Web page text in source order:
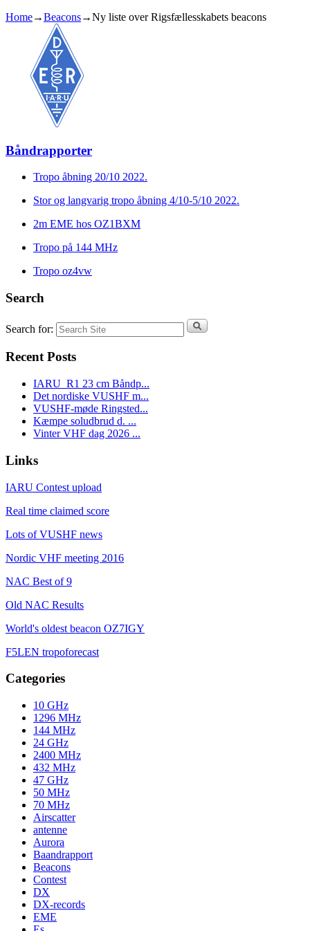
Home→Beacons→Ny liste over Rigsfællesskabets beacons
Båndrapporter
Tropo åbning 20/10 2022.
Stor og langvarig tropo åbning 4/10-5/10 2022.
2m EME hos OZ1BXM
Tropo på 144 MHz
Tropo oz4vw
Search
Search for:
Recent Posts
IARU_R1 23 cm Båndp...
Det nordiske VUSHF m...
VUSHF-møde Ringsted...
Kæmpe soludbrud d. ...
Vinter VHF dag 2026 ...
Links
IARU Contest upload
Real time claimed score
Lots of VUSHF news
Nordic VHF meeting 2016
NAC Best of 9
Old NAC Results
World's oldest beacon OZ7IGY
F5LEN tropoforecast
Categories
10 GHz
1296 MHz
144 MHz
24 GHz
2400 MHz
432 MHz
47 GHz
50 MHz
70 MHz
Airscatter
antenne
Aurora
Baandrapport
Beacons
Contest
DX
DX-records
EME